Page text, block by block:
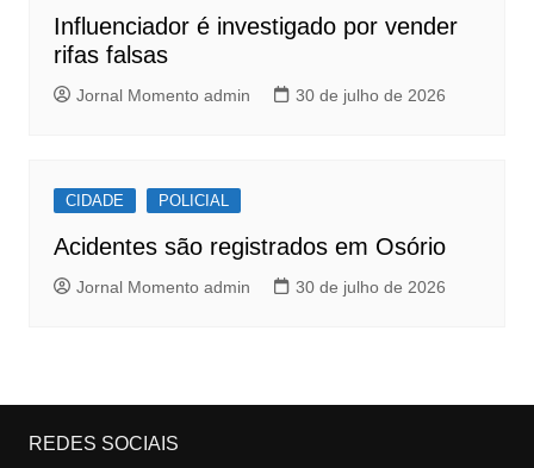
Influenciador é investigado por vender
rifas falsas
Jornal Momento admin 30 de julho de 2026
CIDADE POLICIAL
Acidentes são registrados em Osório
Jornal Momento admin 30 de julho de 2026
REDES SOCIAIS